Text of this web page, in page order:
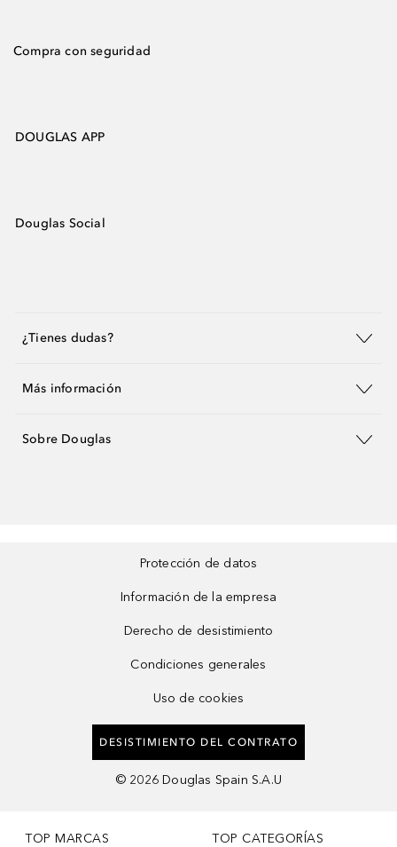
Compra con seguridad
DOUGLAS APP
Douglas Social
¿Tienes dudas?
Más información
Sobre Douglas
Protección de datos
Información de la empresa
Derecho de desistimiento
Condiciones generales
Uso de cookies
DESISTIMIENTO DEL CONTRATO
© 2026 Douglas Spain S.A.U
TOP MARCAS TOP CATEGORÍAS